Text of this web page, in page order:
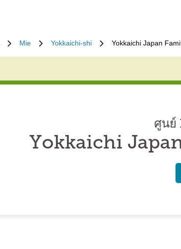
Mie Yokkaichi-shi Yokkaichi Japan
ศูนย์
Yokkaichi